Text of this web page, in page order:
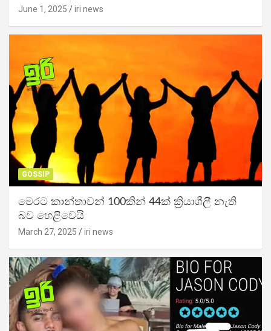
June 1, 2025 iri news
GOSSIP
මෙරට කාන්තාවන් 100කින් 44ක් ක්‍රියාශීලී නැති
බව හෙළිවෙයි
March 27, 2025 iri news